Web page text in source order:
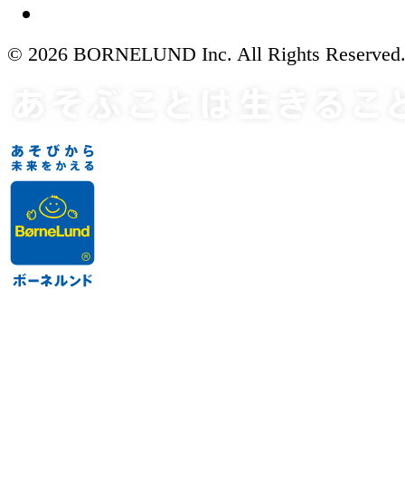
© 2026 BORNELUND Inc. All Rights Reserved.